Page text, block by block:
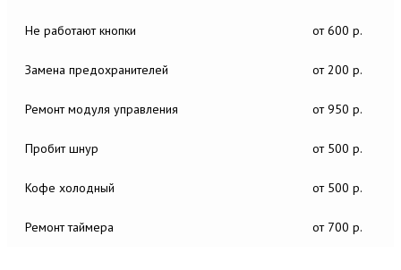
Не работают кнопки от 600 р.
Замена предохранителей от 200 р.
Ремонт модуля управления от 950 р.
Пробит шнур от 500 р.
Кофе холодный от 500 р.
Ремонт таймера от 700 р.